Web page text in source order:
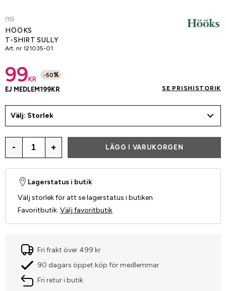
(15)
HÖÖKS
T-SHIRT SULLY
Art. nr 121035-01
99 KR
-50%
EJ MEDLEM 199KR SE PRISHISTORIK
Välj: Storlek
- + LÄGG I VARUKORGEN
Lagerstatus i butik
Välj storlek för att se lagerstatus i butiken
Favoritbutik: Välj favoritbutik
Fri frakt över 499 kr
90 dagars öppet köp för medlemmar
Fri retur i butik